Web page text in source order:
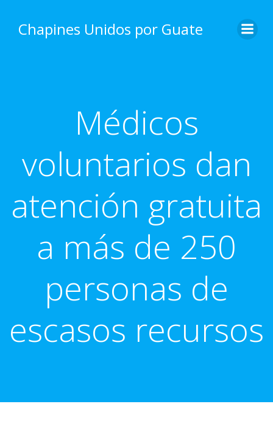
content
Chapines Unidos por Guate
Médicos
voluntarios dan
atención gratuita
a más de 250
personas de
escasos recursos